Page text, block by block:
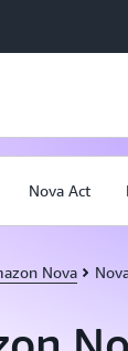
Nova Act
Nova